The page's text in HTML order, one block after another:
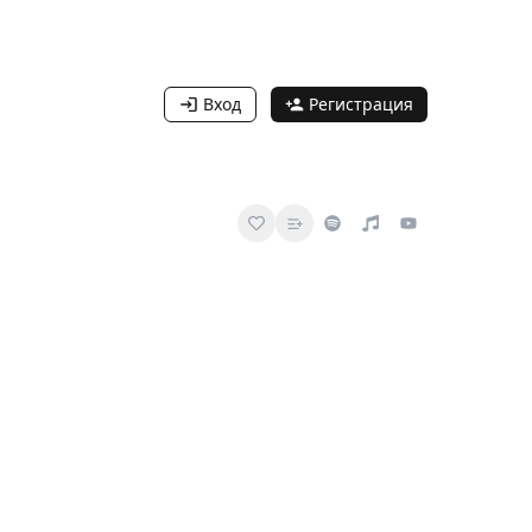
Вход Регистрация